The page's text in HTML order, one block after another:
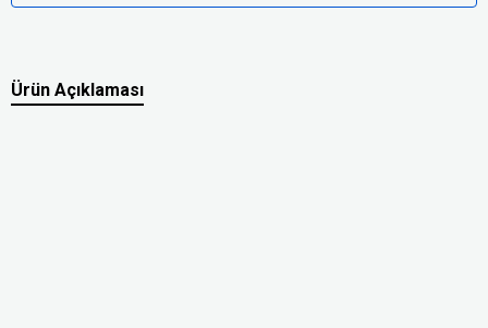
Ürün Açıklaması